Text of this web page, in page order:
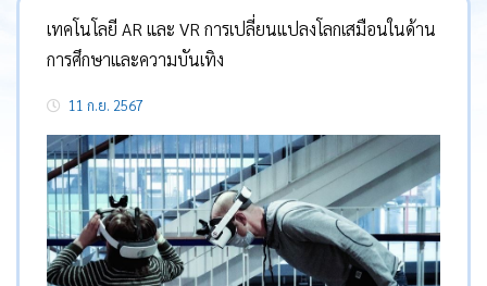
เทคโนโลยี AR และ VR การเปลี่ยนแปลงโลกเสมือนในด้าน
การศึกษาและความบันเทิง
11 ก.ย. 2567